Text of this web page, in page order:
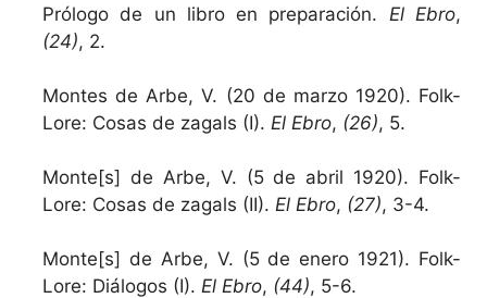
Prólogo de un libro en preparación. El Ebro,
(24), 2.
Montes de Arbe, V. (20 de marzo 1920). Folk-
Lore: Cosas de zagals (I). El Ebro, (26), 5.
Monte[s] de Arbe, V. (5 de abril 1920). Folk-
Lore: Cosas de zagals (II). El Ebro, (27), 3-4.
Monte[s] de Arbe, V. (5 de enero 1921). Folk-
Lore: Diálogos (I). El Ebro, (44), 5-6.